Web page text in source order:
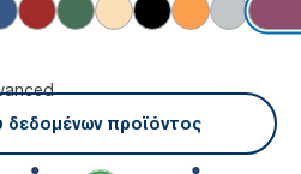
προϊόντος